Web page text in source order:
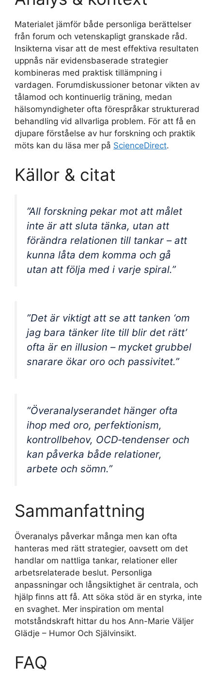
Materialet jämför både personliga berättelser
från forum och vetenskapligt granskade råd.
Insikterna visar att de mest effektiva resultaten
uppnås när evidensbaserade strategier
kombineras med praktisk tillämpning i
vardagen. Forumdiskussioner betonar vikten av
tålamod och kontinuerlig träning, medan
hälsomyndigheter ofta förespråkar strukturerad
behandling vid allvarliga problem. För att få en
djupare förståelse av hur forskning och praktik
möts kan du läsa mer på ScienceDirect.
Källor & citat
”All forskning pekar mot att målet
inte är att sluta tänka, utan att
förändra relationen till tankar – att
kunna låta dem komma och gå
utan att följa med i varje spiral.”
”Det är viktigt att se att tanken ‘om
jag bara tänker lite till blir det rätt’
ofta är en illusion – mycket grubbel
snarare ökar oro och passivitet.”
”Överanalyserandet hänger ofta
ihop med oro, perfektionism,
kontrollbehov, OCD‑tendenser och
kan påverka både relationer,
arbete och sömn.”
Sammanfattning
Överanalys påverkar många men kan ofta
hanteras med rätt strategier, oavsett om det
handlar om nattliga tankar, relationer eller
arbetsrelaterade beslut. Personliga
anpassningar och långsiktighet är centrala, och
hjälp finns att få. Att söka stöd är en styrka, inte
en svaghet. Mer inspiration om mental
motståndskraft hittar du hos Ann-Marie Väljer
Glädje – Humor Och Självinsikt.
FAQ